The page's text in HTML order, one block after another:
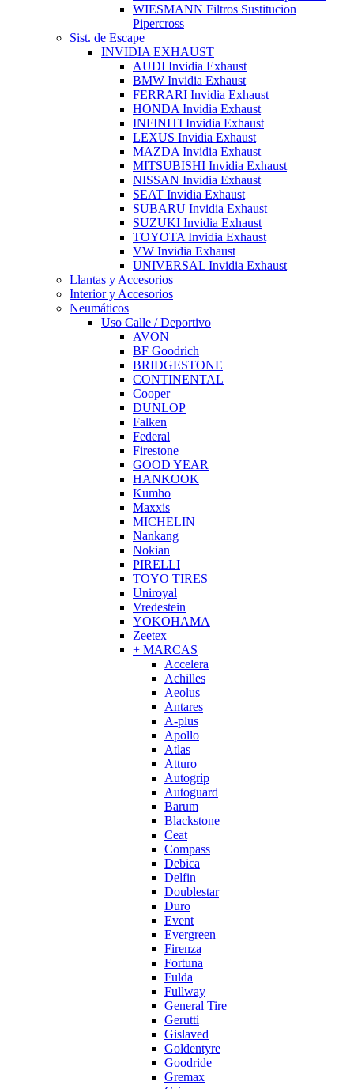
WIESMANN Filtros Sustitucion
Pipercross
Sist. de Escape
INVIDIA EXHAUST
AUDI Invidia Exhaust
BMW Invidia Exhaust
FERRARI Invidia Exhaust
HONDA Invidia Exhaust
INFINITI Invidia Exhaust
LEXUS Invidia Exhaust
MAZDA Invidia Exhaust
MITSUBISHI Invidia Exhaust
NISSAN Invidia Exhaust
SEAT Invidia Exhaust
SUBARU Invidia Exhaust
SUZUKI Invidia Exhaust
TOYOTA Invidia Exhaust
VW Invidia Exhaust
UNIVERSAL Invidia Exhaust
Llantas y Accesorios
Interior y Accesorios
Neumáticos
Uso Calle / Deportivo
AVON
BF Goodrich
BRIDGESTONE
CONTINENTAL
Cooper
DUNLOP
Falken
Federal
Firestone
GOOD YEAR
HANKOOK
Kumho
Maxxis
MICHELIN
Nankang
Nokian
PIRELLI
TOYO TIRES
Uniroyal
Vredestein
YOKOHAMA
Zeetex
+ MARCAS
Accelera
Achilles
Aeolus
Antares
A-plus
Apollo
Atlas
Atturo
Autogrip
Autoguard
Barum
Blackstone
Ceat
Compass
Debica
Delfin
Doublestar
Duro
Event
Evergreen
Firenza
Fortuna
Fulda
Fullway
General Tire
Gerutti
Gislaved
Goldentyre
Goodride
Gremax